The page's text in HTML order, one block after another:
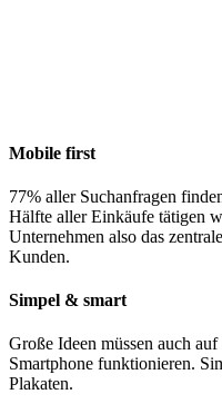
Mobile first
77% aller Suchanfragen
Hälfte aller Einkäufe tätigen
Unternehmen also das
Kunden.
Simpel & smart
Große Ideen müssen auch
Smartphone funktionieren.
Plakaten.